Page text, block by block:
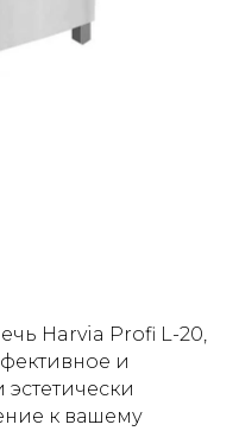
Harvia Profi L-20,
и
к вашему